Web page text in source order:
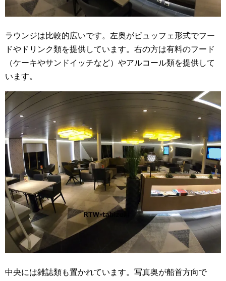
ラウンジは比較的広いです。左奥がビュッフェ形式でフー
ドやドリンク類を提供しています。右の方は有料のフード
（ケーキやサンドイッチなど）やアルコール類を提供して
います。
中央には雑誌類も置かれています。写真奥が船首方向で